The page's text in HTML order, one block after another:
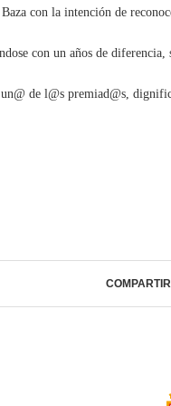
con la intención de
con un años de
de l@s premiad@s,
COMPARTIR